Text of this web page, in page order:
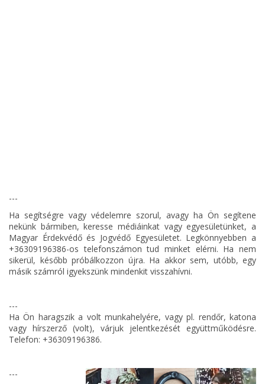
---
Ha segítségre vagy védelemre szorul, avagy ha Ön segítene
nekünk bármiben, keresse médiáinkat vagy egyesületünket, a
Magyar Érdekvédő és Jogvédő Egyesületet. Legkönnyebben a
+36309196386-os telefonszámon tud minket elérni. Ha nem
sikerül, később próbálkozzon újra. Ha akkor sem, utóbb, egy
másik számról igyekszünk mindenkit visszahívni.
---
Ha Ön haragszik a volt munkahelyére, vagy pl. rendőr, katona
vagy hírszerző (volt), várjuk jelentkezését együttműködésre.
Telefon: +36309196386.
---